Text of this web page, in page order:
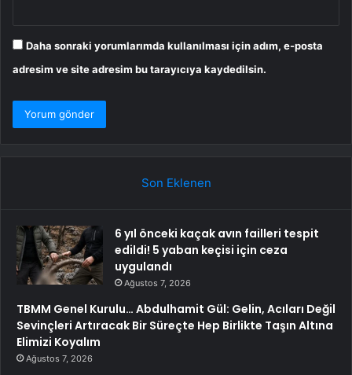
Daha sonraki yorumlarımda kullanılması için adım, e-posta
adresim ve site adresim bu tarayıcıya kaydedilsin.
Son Eklenen
6 yıl önceki kaçak avın failleri tespit
edildi! 5 yaban keçisi için ceza
uygulandı
Ağustos 7, 2026
TBMM Genel Kurulu… Abdulhamit Gül: Gelin, Acıları Değil
Sevinçleri Artıracak Bir Süreçte Hep Birlikte Taşın Altına
Elimizi Koyalım
Ağustos 7, 2026